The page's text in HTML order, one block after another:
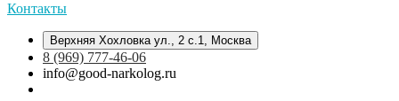
Контакты
Верхняя Хохловка ул., 2 с.1, Москва
8 (969) 777-46-06
info@good-narkolog.ru